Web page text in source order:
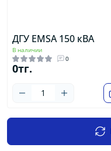
ДГУ EMSA 150 кВА
В наличии
0
0тг.